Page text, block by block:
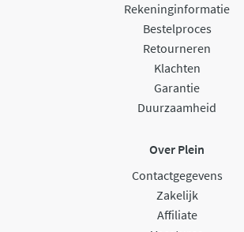
Rekeninginformatie
Bestelproces
Retourneren
Klachten
Garantie
Duurzaamheid
Over Plein
Contactgegevens
Zakelijk
Affiliate